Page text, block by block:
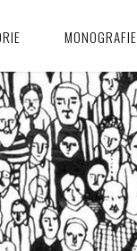
MONOGRAFIE